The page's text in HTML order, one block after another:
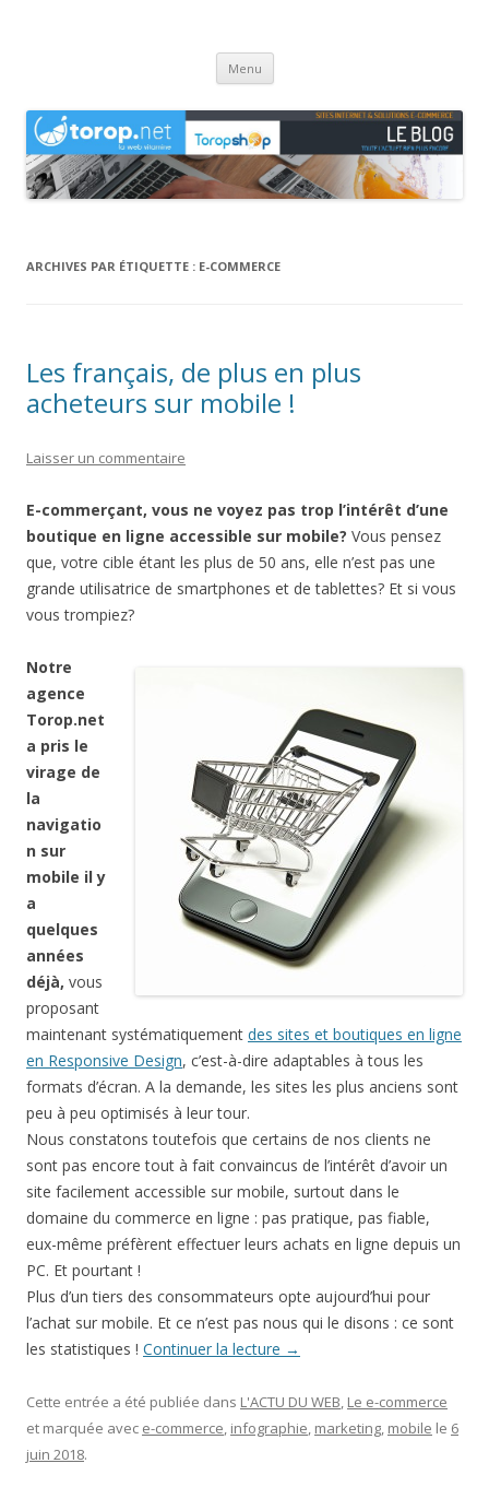
Menu Aller
contenu
ARCHIVES PAR ÉTIQUETTE : E-COMMERCE
Les français, de plus en plus
acheteurs sur mobile !
Laisser un commentaire
E-commerçant, vous ne voyez pas trop l’intérêt d’une
boutique en ligne accessible sur mobile? Vous pensez
que, votre cible étant les plus de 50 ans, elle n’est pas une
grande utilisatrice de smartphones et de tablettes? Et si vous
vous trompiez?
Notre
agence
Torop.net
a pris le
virage de
la
navigatio
n sur
mobile il y
a
quelques
années
déjà, vous
proposant
maintenant systématiquement des sites et boutiques en ligne
en Responsive Design, c’est-à-dire adaptables à tous les
formats d’écran. A la demande, les sites les plus anciens sont
peu à peu optimisés à leur tour.
Nous constatons toutefois que certains de nos clients ne
sont pas encore tout à fait convaincus de l’intérêt d’avoir un
site facilement accessible sur mobile, surtout dans le
domaine du commerce en ligne : pas pratique, pas fiable,
eux-même préfèrent effectuer leurs achats en ligne depuis un
PC. Et pourtant !
Plus d’un tiers des consommateurs opte aujourd’hui pour
l’achat sur mobile. Et ce n’est pas nous qui le disons : ce sont
les statistiques ! Continuer la lecture →
Cette entrée a été publiée dans L'ACTU DU WEB, Le e-commerce
et marquée avec e-commerce, infographie, marketing, mobile le 6
juin 2018.